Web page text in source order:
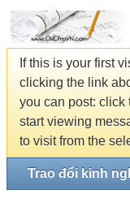
If this is your first
clicking the link
you can post: click
start viewing
to visit from the
Trao đổi kinh